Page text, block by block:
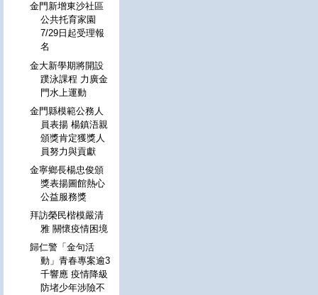
金門新增東沙社區
公共托育家園
7/29日起受理報
名
金大新學期將開設
蹼泳課程 力廣金
門水上運動
金門縣模範公務人
員表揚 楊鎮浯親
頒獎肯定獲獎人
員努力與貢獻
金寧鄉長楊忠俊頒
獎表揚圖館熱心
公益服務獎
拜訪榮民楷模嚴清
雅 關懷疫情困境
歸仁警「金句活
動」青春專案逾3
千響應 疫情降級
防堵少年涉險不